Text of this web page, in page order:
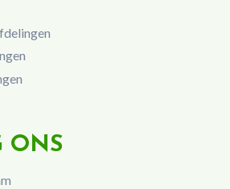
ONS